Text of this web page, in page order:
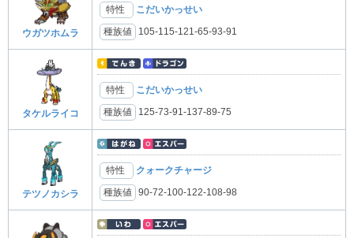
ウガツホムラ
特性 こだいかっせい
種族値 105-115-121-65-93-91
タケルライコ
特性 こだいかっせい
種族値 125-73-91-137-89-75
テツノカシラ
特性 クォークチャージ
種族値 90-72-100-122-108-98